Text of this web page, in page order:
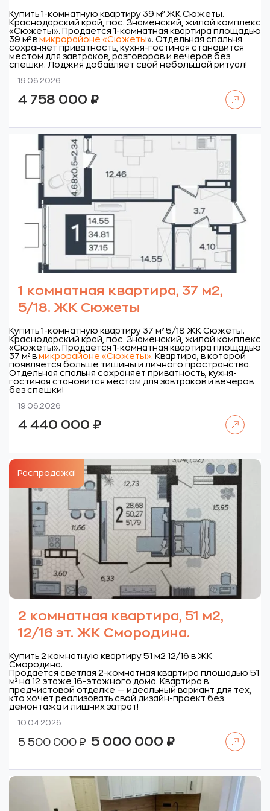
Купить 1-комнатную квартиру 39 м² ЖК Сюжеты.
Краснодарский край, пос. Знаменский, жилой комплекс
«Сюжеты». Продается 1-комнатная квартира площадью
39 м² в микрорайоне «Сюжеты». Отдельная спальня
сохраняет приватность, кухня-гостиная становится
местом для завтраков, разговоров и вечеров без
спешки. Лоджия добавляет свой небольшой ритуал!
19.06.2026
4 758 000 ₽
1 комнатная квартира, 37 м2,
5/18. ЖК Сюжеты
Купить 1-комнатную квартиру 37 м² 5/18 ЖК Сюжеты.
Краснодарский край, пос. Знаменский, жилой комплекс
«Сюжеты». Продается 1-комнатная квартира площадью
37 м² в микрорайоне «Сюжеты». Квартира, в которой
появляется больше тишины и личного пространства.
Отдельная спальня сохраняет приватность, кухня-
гостиная становится местом для завтраков и вечеров
без спешки!
19.06.2026
4 440 000 ₽
Распродажа!
2 комнатная квартира, 51 м2,
12/16 эт. ЖК Смородина.
Купить 2 комнатную квартиру 51 м2 12/16 в ЖК
Смородина.
Продается светлая 2-комнатная квартира площадью 51
м² на 12 этаже 16-этажного дома. Квартира в
предчистовой отделке — идеальный вариант для тех,
кто хочет реализовать свой дизайн-проект без
демонтажа и лишних затрат!
10.04.2026
5 500 000₽
Первоначальная
цена
500
000 ₽.
5 000 000 ₽Текущая
000 ₽.